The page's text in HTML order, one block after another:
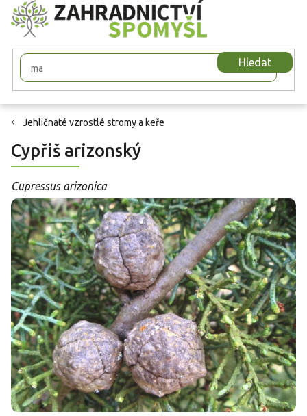
Přejít
na
obsah
Hledat
Jehličnaté vzrostlé stromy a keře
Cypřiš arizonský
Cupressus arizonica